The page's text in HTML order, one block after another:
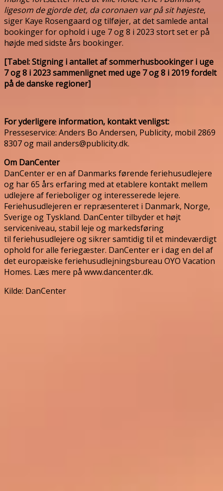
ligesom de gjorde det, da coronaen var på sit højeste,
siger Kaye Rosengaard og tilføjer, at det samlede antal
bookinger for ophold i uge 7 og 8 i 2023 stort set er på
højde med sidste års bookinger.
[Tabel: Stigning i antallet af sommerhusbookinger i uge
7 og 8 i 2023 sammenlignet med uge 7 og 8 i 2019fordelt
på de danske regioner]
For yderligere information, kontakt venligst:
Presseservice: Anders Bo Andersen, Publicity, mobil 2869
8307 og mail anders@publicity.dk.
Om DanCenter
DanCenter er en af Danmarks førende feriehusudlejere
og har 65 års erfaring med at etablere kontakt mellem
udlejere af ferieboliger og interesserede lejere.
Feriehusudlejeren er repræsenteret i Danmark, Norge,
Sverige og Tyskland. DanCenter tilbyder et højt
serviceniveau, stabil leje og markedsføring
til feriehusudlejere og sikrer samtidig til et mindeværdigt
ophold for alle feriegæster. DanCenter er i dag en del af
det europæiske feriehusudlejningsbureau OYO Vacation
Homes. Læs mere på www.dancenter.dk.
Kilde: DanCenter